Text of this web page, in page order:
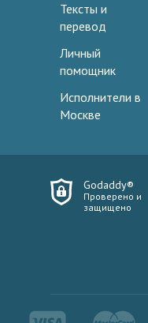
Тексты и
перевод
Личный
помощник
Исполнители в
Москве
Godaddy®
Проверено и
защищено